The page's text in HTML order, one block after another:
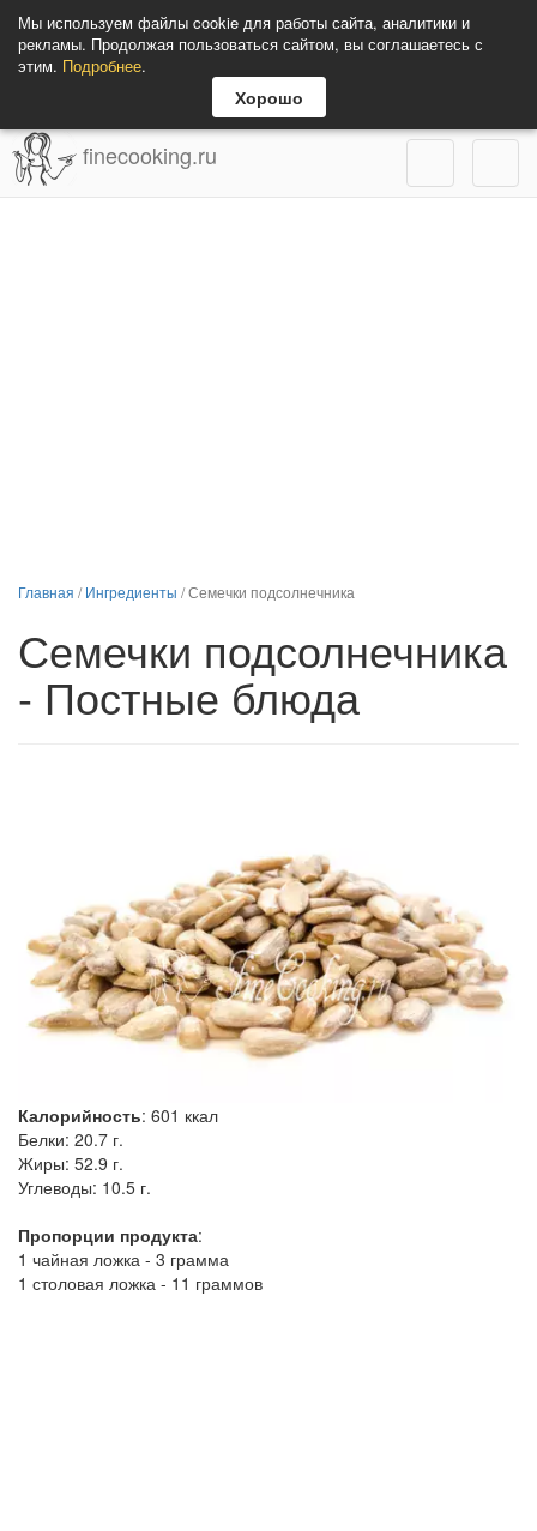
Мы используем файлы cookie для работы сайта, аналитики и
рекламы. Продолжая пользоваться сайтом, вы соглашаетесь с
этим. Подробнее.
Хорошо
finecooking.ru
Главная /Ингредиенты /Семечки подсолнечника
Семечки подсолнечника
- Постные блюда
Калорийность: 601 ккал
Белки: 20.7 г.
Жиры: 52.9 г.
Углеводы: 10.5 г.
Пропорции продукта:
1 чайная ложка - 3 грамма
1 столовая ложка - 11 граммов